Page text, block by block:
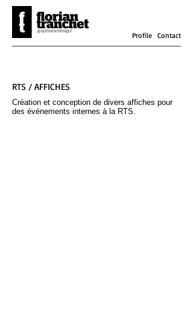
Profile Contact
RTS / AFFICHES
Création et conception de divers affiches pour
des événements internes à la RTS.